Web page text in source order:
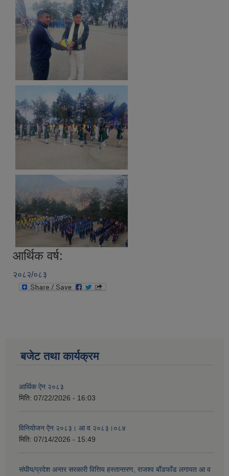
आर्थिक वर्ष:
२०८२/०८३
बजेट तथा कार्यक्रम
आर्थिक ऐन २०८३
मिति: 07/22/2026 - 16:03
विनियोजन ऐन २०८३। आ व २०८३।०८४
मिति: 07/14/2026 - 15:49
संघीय/प्रदेश अन्तर सरकारी वित्तिय हस्तान्तरण, राजश्व बाँडफाँड लगायत आ व